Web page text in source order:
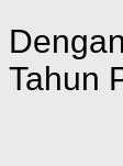
Tahun